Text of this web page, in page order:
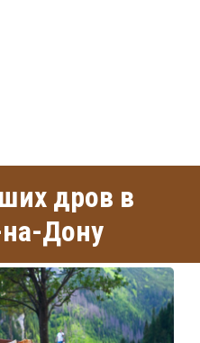
дров в
Дону